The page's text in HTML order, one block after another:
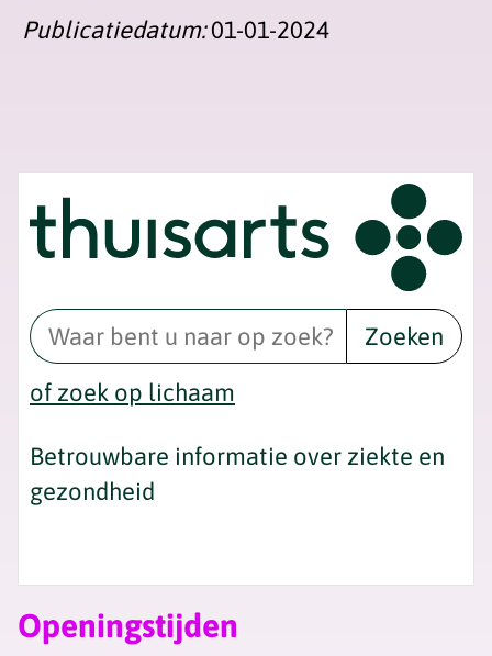
Publicatiedatum:01-01-2024
Zoeken
of zoek op lichaam
Betrouwbare informatie over ziekte en
gezondheid
Openingstijden